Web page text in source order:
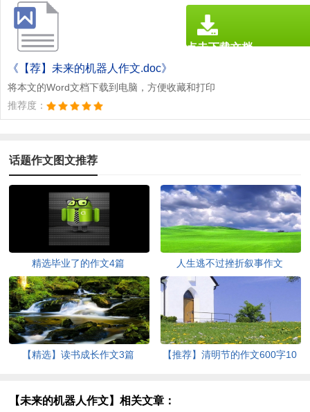
《【荐】未来的机器人作文.doc》
将本文的Word文档下载到电脑，方便收藏和打印
推荐度：
点击下载文档
话题作文图文推荐
精选毕业了的作文4篇 人生逃不过挫折叙事作文
【精选】读书成长作文3篇
【推荐】清明节的作文600字10
【未来的机器人作文】相关文章：